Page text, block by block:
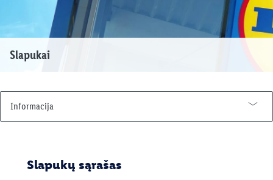
Slapukai
Informacija
Naujienlaiškis
Slapukų sąrašas